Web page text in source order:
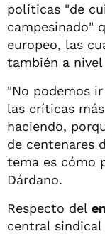
políticas "de
campesinado"
europeo, las
también a
"No podemos
las críticas
haciendo,
de centenares
tema es cómo
Dárdano.
Respecto del
central sindical